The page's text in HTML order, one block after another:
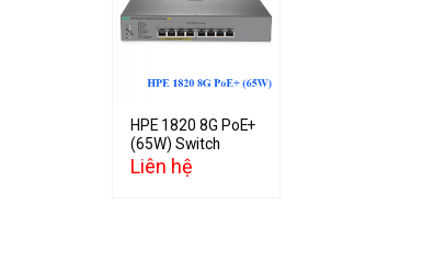
Add to
HPE 1820 8G PoE+
(65W) Switch
Liên hệ